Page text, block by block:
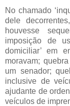
No chamado
dele
houvesse
imposição de
domiciliar’ em
moravam;
um senador;
inclusive de
ajudante de
veículos de